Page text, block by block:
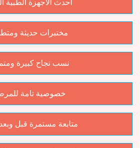
أحدث الأجهزة الطبية
مختبرات حديثة
نسب نجاح كبيرة
خصوصية تامة
متابعة مستمرة قبل وبعد